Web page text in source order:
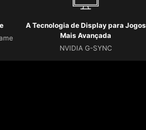
A Tecnologia de Display para Jogos
Mais Avançada
NVIDIA G-SYNC